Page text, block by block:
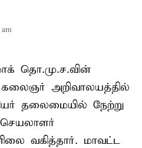
தொ.மு.ச.வின்
அறிவாலயத்தில்
தலைமையில் நேற்று
வகித்தார். மாவட்ட